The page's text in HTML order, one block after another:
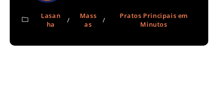
Lasan
ha
/
Mass
as
/
Pratos Principais em
Minutos